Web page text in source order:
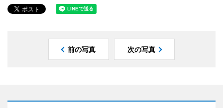
前の写真 次の写真